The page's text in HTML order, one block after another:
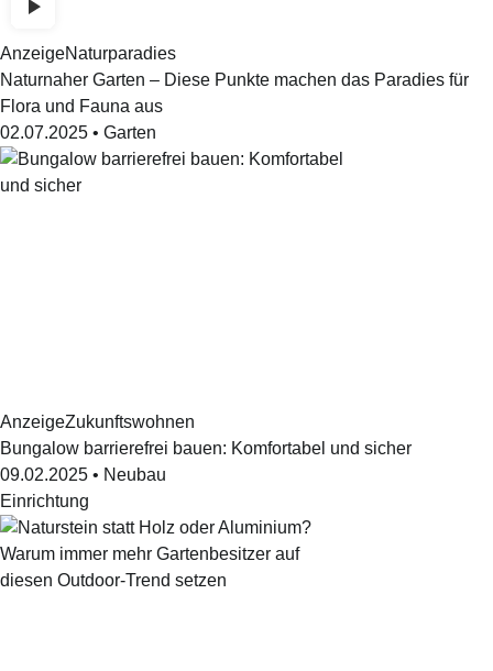
AnzeigeNaturparadies
Naturnaher Garten – Diese Punkte machen das Paradies für
Flora und Fauna aus
02.07.2025 • Garten
AnzeigeZukunftswohnen
Bungalow barrierefrei bauen: Komfortabel und sicher
09.02.2025 • Neubau
Einrichtung